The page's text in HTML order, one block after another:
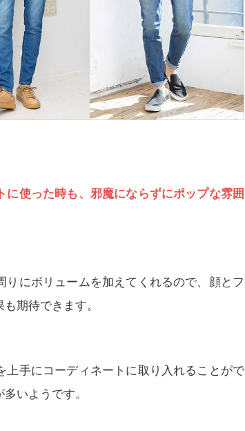
使った時も、邪魔にならずにポップな雰囲
にボリュームを加えてくれるので、顔とフ
期待できます。
上手にコーディネートに取り入れることがで
いようです。